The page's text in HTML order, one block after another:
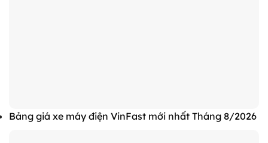
Bảng giá xe máy điện VinFast mới nhất Tháng 8/2026